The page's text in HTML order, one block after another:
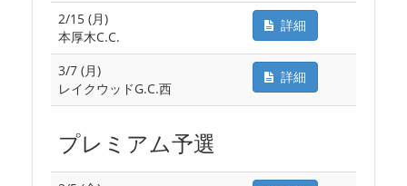
2/15 (月)
本厚木C.C.
詳細
3/7 (月)
レイクウッドG.C.西
詳細
プレミアム予選